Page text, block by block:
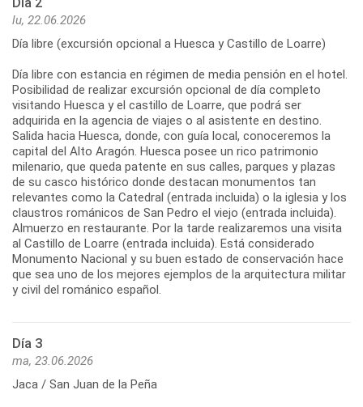
lu, 22.06.2026
Día libre (excursión opcional a Huesca y Castillo de Loarre)
Día libre con estancia en régimen de media pensión en el hotel.
Posibilidad de realizar excursión opcional de día completo
visitando Huesca y el castillo de Loarre, que podrá ser
adquirida en la agencia de viajes o al asistente en destino.
Salida hacia Huesca, donde, con guía local, conoceremos la
capital del Alto Aragón. Huesca posee un rico patrimonio
milenario, que queda patente en sus calles, parques y plazas
de su casco histórico donde destacan monumentos tan
relevantes como la Catedral (entrada incluida) o la iglesia y los
claustros románicos de San Pedro el viejo (entrada incluida).
Almuerzo en restaurante. Por la tarde realizaremos una visita
al Castillo de Loarre (entrada incluida). Está considerado
Monumento Nacional y su buen estado de conservación hace
que sea uno de los mejores ejemplos de la arquitectura militar
y civil del románico español.
Día 3
ma, 23.06.2026
Jaca / San Juan de la Peña